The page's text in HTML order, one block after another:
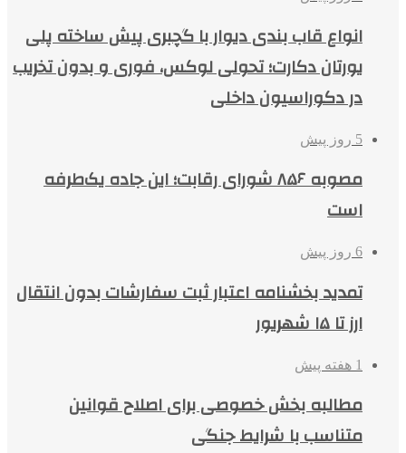
انواع قاب بندی دیوار با گچبری پیش ساخته پلی
یورتان دکارت؛ تحولی لوکس، فوری و بدون تخریب
در دکوراسیون داخلی
5 روز پیش
مصوبه ۸۵۶ شورای رقابت؛ این جاده یک‌طرفه
است
6 روز پیش
تمدید بخشنامه اعتبار ثبت سفارشات بدون انتقال
ارز تا ۱۵ شهریور
1 هفته پیش
مطالبه بخش خصوصی برای اصلاح قوانین
متناسب با شرایط جنگی